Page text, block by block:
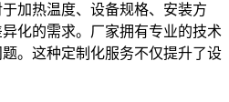
加热温度、设备规格、安装方
化的需求。厂家拥有专业的技术
。这种定制化服务不仅提升了设